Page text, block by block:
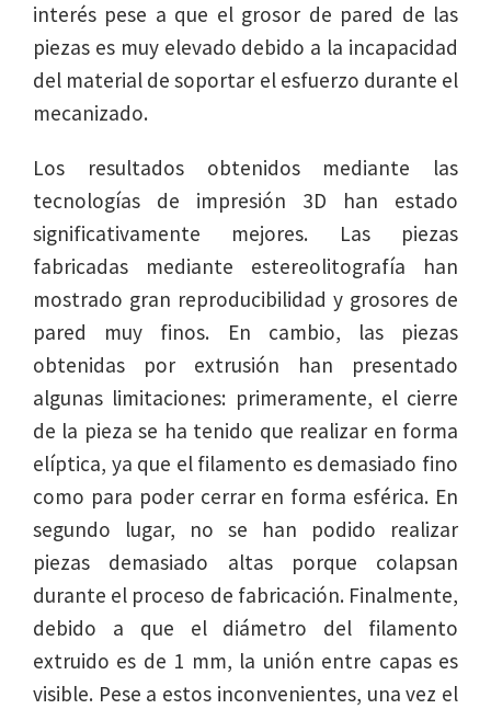
interés pese a que el grosor de pared de las
piezas es muy elevado debido a la incapacidad
del material de soportar el esfuerzo durante el
mecanizado.
Los resultados obtenidos mediante las
tecnologías de impresión 3D han estado
significativamente mejores. Las piezas
fabricadas mediante estereolitografía han
mostrado gran reproducibilidad y grosores de
pared muy finos. En cambio, las piezas
obtenidas por extrusión han presentado
algunas limitaciones: primeramente, el cierre
de la pieza se ha tenido que realizar en forma
elíptica, ya que el filamento es demasiado fino
como para poder cerrar en forma esférica. En
segundo lugar, no se han podido realizar
piezas demasiado altas porque colapsan
durante el proceso de fabricación. Finalmente,
debido a que el diámetro del filamento
extruido es de 1 mm, la unión entre capas es
visible. Pese a estos inconvenientes, una vez el